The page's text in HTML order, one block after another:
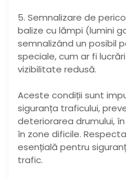
5. Semnalizare de
balize cu lămpi (lumini
semnalizând un posibil
speciale, cum ar fi
vizibilitate redusă.
Aceste condiții sunt
siguranța traficului,
deteriorarea drumului,
în zone dificile.
esențială pentru
trafic.